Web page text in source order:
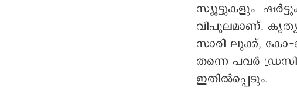
സ്യൂട്ടുകളും
വിപുലമാണ്.
സാരി ലുക്ക്,
തന്നെ പവർ
ഇതിൽപ്പെടും.